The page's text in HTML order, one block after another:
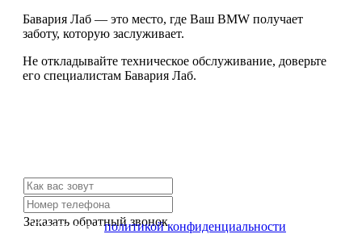
Бавария Лаб — это место, где Ваш BMW получает
заботу, которую заслуживает.
Не откладывайте техническое обслуживание, доверьте
его специалистам Бавария Лаб.
Заказать обратный звонок
Я согласен сполитикой конфиденциальности